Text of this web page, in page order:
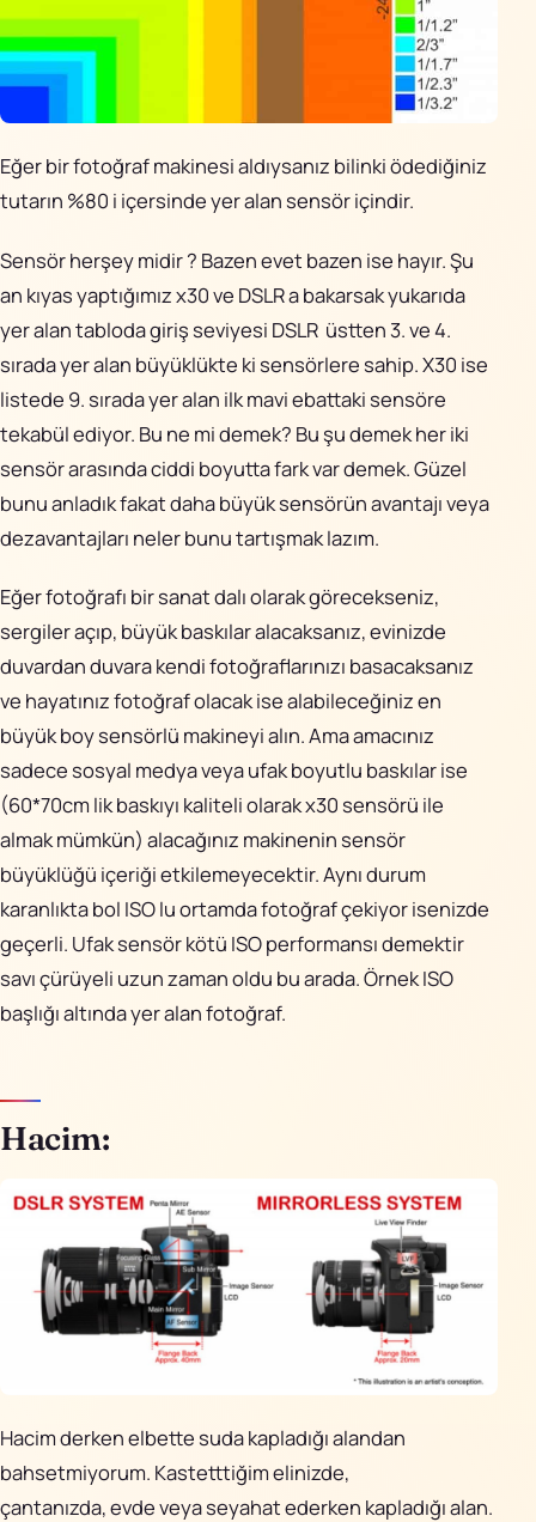
New Film
Henüz yok
Pil Ömrü 470 fotoğraf 270 fotoğraf
Intelligent Flash
Intelligent Flash
Yakın Focus
modu 1cm de
Super Macro
Focus
Peaking
Var– renkler ile
Var – sadece
beyaz
Video
Var – 24 fps, Full
Manuel kontrol
Var – Tam
otomatik
Harici
Mikrofon
Girişi:
Var Yok
WiFi Var Yok
Size Daha büyük Daha ufak
Eğer bir fotoğraf makinesi aldıysanız bilinki ödediğiniz
tutarın %80 i içersinde yer alan sensör içindir.
Sensör herşey midir ? Bazen evet bazen ise hayır. Şu
an kıyas yaptığımız x30 ve DSLR a bakarsak yukarıda
yer alan tabloda giriş seviyesi DSLR üstten 3. ve 4.
sırada yer alan büyüklükte ki sensörlere sahip. X30 ise
listede 9. sırada yer alan ilk mavi ebattaki sensöre
tekabül ediyor. Bu ne mi demek? Bu şu demek her iki
sensör arasında ciddi boyutta fark var demek. Güzel
bunu anladık fakat daha büyük sensörün avantajı veya
dezavantajları neler bunu tartışmak lazım.
Eğer fotoğrafı bir sanat dalı olarak görecekseniz,
sergiler açıp, büyük baskılar alacaksanız, evinizde
duvardan duvara kendi fotoğraflarınızı basacaksanız
ve hayatınız fotoğraf olacak ise alabileceğiniz en
büyük boy sensörlü makineyi alın. Ama amacınız
sadece sosyal medya veya ufak boyutlu baskılar ise
(60*70cm lik baskıyı kaliteli olarak x30 sensörü ile
almak mümkün) alacağınız makinenin sensör
büyüklüğü içeriği etkilemeyecektir. Aynı durum
karanlıkta bol ISO lu ortamda fotoğraf çekiyor isenizde
geçerli. Ufak sensör kötü ISO performansı demektir
savı çürüyeli uzun zaman oldu bu arada. Örnek ISO
başlığı altında yer alan fotoğraf.
Hacim:
Hacim derken elbette suda kapladığı alandan
bahsetmiyorum. Kastetttiğim elinizde,
çantanızda, evde veya seyahat ederken kapladığı alan.